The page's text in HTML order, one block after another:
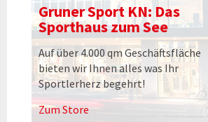
Gruner Sport KN: Das
Sporthaus zum See
Auf über 4.000 qm Geschäftsfläche
bieten wir Ihnen alles was Ihr
Sportlerherz begehrt!
Zum Store